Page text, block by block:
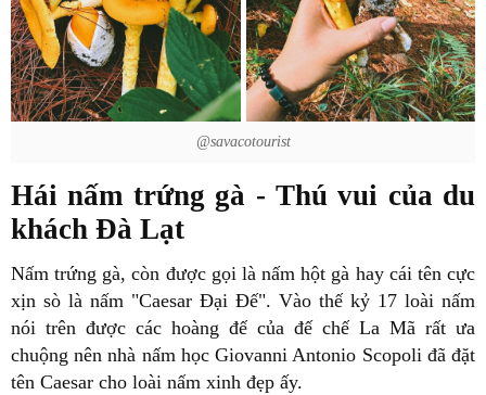
@savacotourist
Hái nấm trứng gà - Thú vui của du
khách Đà Lạt
Nấm trứng gà, còn được gọi là nấm hột gà hay cái tên cực
xịn sò là nấm "Caesar Đại Đế". Vào thế kỷ 17 loài nấm
nói trên được các hoàng đế của đế chế La Mã rất ưa
chuộng nên nhà nấm học Giovanni Antonio Scopoli đã đặt
tên Caesar cho loài nấm xinh đẹp ấy.